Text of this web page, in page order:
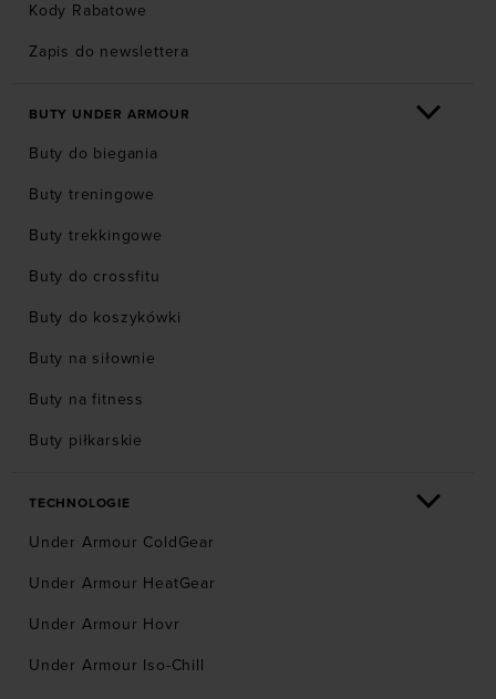
Kody Rabatowe
Zapis do newslettera
BUTY UNDER ARMOUR
Buty do biegania
Buty treningowe
Buty trekkingowe
Buty do crossfitu
Buty do koszykówki
Buty na siłownie
Buty na fitness
Buty piłkarskie
TECHNOLOGIE
Under Armour ColdGear
Under Armour HeatGear
Under Armour Hovr
Under Armour Iso-Chill